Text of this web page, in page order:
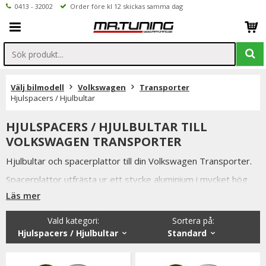
0413 - 32002 Order före kl 12 skickas samma dag
Välj bilmodell Volkswagen
Transporter
Hjulspacers / Hjulbultar
HJULSPACERS / HJULBULTAR TILL
VOLKSWAGEN TRANSPORTER
Hjulbultar och spacerplattor till din Volkswagen Transporter.
Spacerplattor utfrästa ur ett stycke aluminium i mycket hög
kvalitet.
Alla våra hjulbultar, låsbultar och hjulspacers är av högsta
kvalitet samtidigt som vi håller konkurrenskraftiga priser och
snabba leveranser.
Läs mer
Sortera på:
Standard
Vald kategori:
Hjulspacers / Hjulbultar